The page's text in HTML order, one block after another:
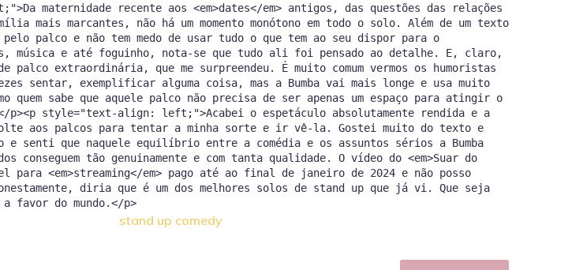
maternidade recente aos <em>dates</em> antigos, das questões das relações
mais marcantes, não há um momento monótono em todo o solo. Além de um texto
pelo palco e não tem medo de usar tudo o que tem ao seu dispor para o
música e até foguinho, nota-se que tudo ali foi pensado ao detalhe. E, claro,
de palco extraordinária, que me surpreendeu. É muito comum vermos os humoristas
sentar, exemplificar alguma coisa, mas a Bumba vai mais longe e usa muito
quem sabe que aquele palco não precisa de ser apenas um espaço para atingir o
p><p style="text-align: left;">Acabei o espetáculo absolutamente rendida e a
aos palcos para tentar a minha sorte e ir vê-la. Gostei muito do texto e
e senti que naquele equilíbrio entre a comédia e os assuntos sérios a Bumba
conseguem tão genuinamente e com tanta qualidade. O vídeo do <em>Suar do
para <em>streaming</em> pago até ao final de janeiro de 2024 e não posso
diria que é um dos melhores solos de stand up que já vi. Que seja
stand up comedy